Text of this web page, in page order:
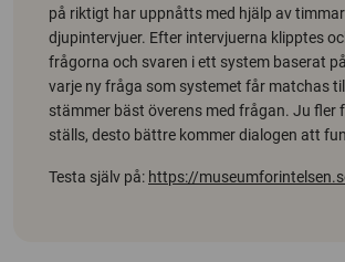
på riktigt har uppnåtts med hjälp av
djupintervjuer. Efter intervjuerna klipptes
frågorna och svaren i ett system baserat
varje ny fråga som systemet får matchas
stämmer bäst överens med frågan. Ju fler
ställs, desto bättre kommer dialogen att
Testa själv på: https://